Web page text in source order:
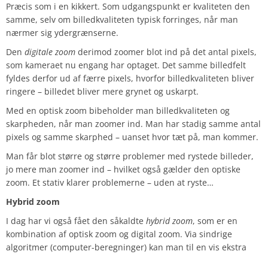
Præcis som i en kikkert. Som udgangspunkt er kvaliteten den
samme, selv om billedkvaliteten typisk forringes, når man
nærmer sig ydergrænserne.
Den digitale zoom derimod zoomer blot ind på det antal pixels,
som kameraet nu engang har optaget. Det samme billedfelt
fyldes derfor ud af færre pixels, hvorfor billedkvaliteten bliver
ringere – billedet bliver mere grynet og uskarpt.
Med en optisk zoom bibeholder man billedkvaliteten og
skarpheden, når man zoomer ind. Man har stadig samme antal
pixels og samme skarphed – uanset hvor tæt på, man kommer.
Man får blot større og større problemer med rystede billeder,
jo mere man zoomer ind – hvilket også gælder den optiske
zoom. Et stativ klarer problemerne – uden at ryste…
Hybrid zoom
I dag har vi også fået den såkaldte hybrid zoom, som er en
kombination af optisk zoom og digital zoom. Via sindrige
algoritmer (computer-beregninger) kan man til en vis ekstra